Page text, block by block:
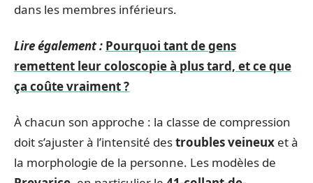
dans les membres inférieurs.
Lire également : Pourquoi tant de gens
remettent leur coloscopie à plus tard, et ce que
ça coûte vraiment ?
À chacun son approche : la classe de compression
doit s’ajuster à l’intensité destroubles veineux et à
la morphologie de la personne. Les modèles de